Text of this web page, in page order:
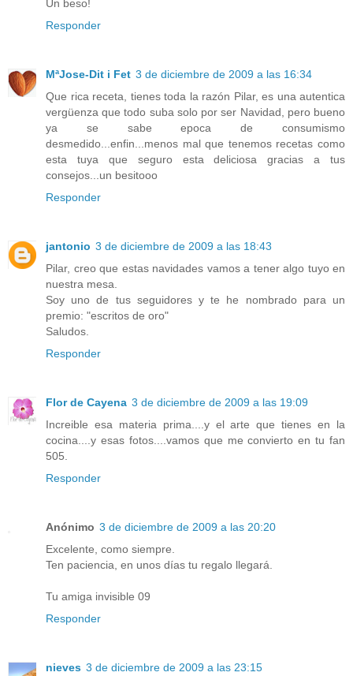
Un beso!
Responder
MªJose-Dit i Fet 3 de diciembre de 2009 a las 16:34
Que rica receta, tienes toda la razón Pilar, es una autentica
vergüenza que todo suba solo por ser Navidad, pero bueno
ya se sabe epoca de consumismo
desmedido...enfin...menos mal que tenemos recetas como
esta tuya que seguro esta deliciosa gracias a tus
consejos...un besitooo
Responder
jantonio 3 de diciembre de 2009 a las 18:43
Pilar, creo que estas navidades vamos a tener algo tuyo en
nuestra mesa.
Soy uno de tus seguidores y te he nombrado para un
premio: "escritos de oro"
Saludos.
Responder
Flor de Cayena 3 de diciembre de 2009 a las 19:09
Increible esa materia prima....y el arte que tienes en la
cocina....y esas fotos....vamos que me convierto en tu fan
505.
Responder
Anónimo 3 de diciembre de 2009 a las 20:20
Excelente, como siempre.
Ten paciencia, en unos días tu regalo llegará.
Tu amiga invisible 09
Responder
nieves 3 de diciembre de 2009 a las 23:15